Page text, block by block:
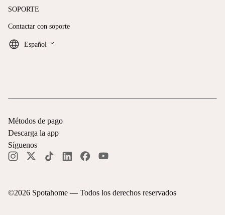
SOPORTE
Contactar con soporte
Español keyboard_arrow_down
©2026 Spotahome — Todos los derechos reservados
Métodos de pago
Descarga la app
Síguenos